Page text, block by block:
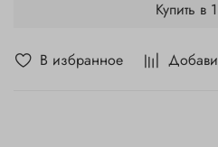
В избранное
Купить в